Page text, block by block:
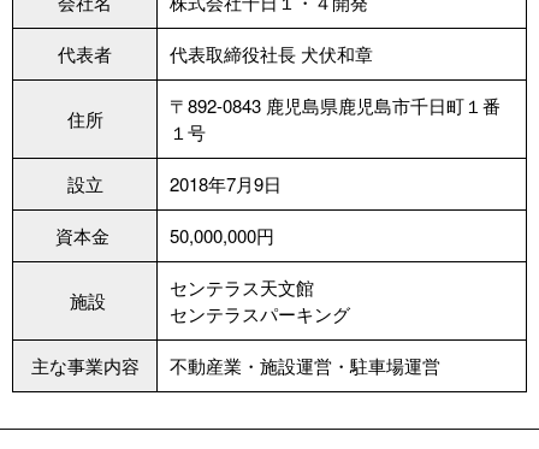
代表者 代表取締役社長 犬伏和章
住所
〒892-0843 鹿児島県鹿児島市千日町１番
１号
設立 2018年7月9日
資本金 50,000,000円
施設
センテラス天文館
センテラスパーキング
主な事業内容 不動産業・施設運営・駐車場運営